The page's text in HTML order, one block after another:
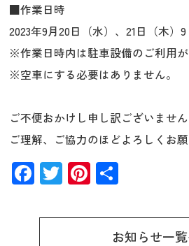
■作業日時
2023年9月20日（水）、21日（木）9
※作業日時内は駐車設備のご利用が
※空車にする必要はありません。
ご不便おかけし申し訳ございませ
ご理解、ご協力のほどよろしくお願
Facebook
TwitterPinterest
お知らせ一